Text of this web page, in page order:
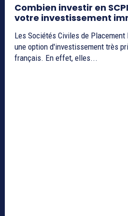
Combien investir en
votre investissement
Les Sociétés Civiles de
une option d'investissement très
français. En effet, elles...